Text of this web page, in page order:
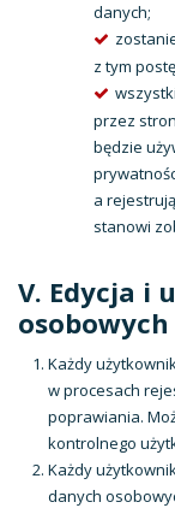
danych;
z tym
przez
będzie
a
stanowi
V. Edycja i
osobowych
Każdy
w procesach
poprawiania.
kontrolnego
Każdy
danych